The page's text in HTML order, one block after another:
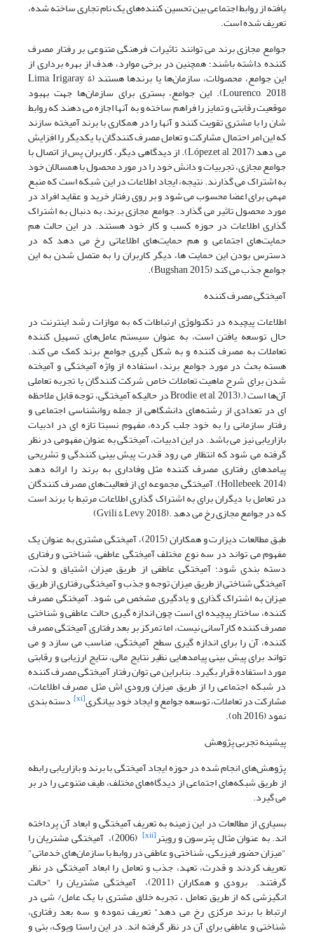
یافته از روابط اجتماعی بین تحسین کننده‌های یک نام تجاری ساخته شده،
تعریف شده است.
جوامع مجازی برند می توانند تاثیرات فرهنگی متنوعی بر رفتار مصرف
کننده داشته باشند؛ همچنین در برخی موارد، هدف از بهره برداری از
این جوامع، محصولات، سازمان‌ها یا برندها هستند (Lima, Irigaray &
Lourenco, 2018). این جوامع، بستری برای سازمان‌ها جهت بهبود
موقعیت رقابتی و تمایز را فراهم ساخته و به آنها اجازه می دهند که روابط
شان را با مشتری تقویت کنند و آنها را در همکاری با برند آمیخته سازند
که این امر احتمال مشارکت و تعامل مصرف کنندگان با یکدیگر را افزایش
می دهد (López,et al, 2017). از دیدگاهی دیگر، کاربران پس از اتصال با
جوامع مجازی، تجربیات و دانش خود را در مورد محصول با همسالان خود
به اشتراک می گذارند. نتیجه، ایجاد اطلاعات در این شبکه است که منبع
مهمی برای اعضا محسوب می شود و بر روی رفتار خرید و عقاید افراد در
مورد محصول تاثیر می گذارد. جوامع مجازی برند، به دنبال به اشتراک
گذاری اطلاعات در حوزه کسب و کار خود هستند. در این حالت هم
حمایت‌های اجتماعی و هم حمایت‌های اطلاعاتی رخ می دهد که در
دسترس بودن این حمایت ها، دیگر کاربران را به متصل شدن به این
جوامع جذب می کند (Bugshan, 2015).
آمیختگی مصرف کننده
اطلاعات پیچیده در تکنولوژی ارتباطات که به موازات رشد اینترنت در
حال توسعه یافتن است، به عنوان سیستم عامل‌های تسهیل کننده
تعاملات به مصرف کننده و به شکل گیری جوامع برند کمک می کند.
هسته بحث در مورد جوامع برند، استفاده از واژه آمیختگی و آمیخته
شدن برای شرح ماهیت تعاملات خاص شرکت کنندگان یا تجربه تعاملی
آن‌ها است (.(Brodie, et al, 2013 در حالیکه آمیختگی، توجه قابل ملاحظه
ای در تعدادی از رشته‌های دانشگاهی از جمله روانشناسی اجتماعی و
رفتار سازمانی را به خود جلب کرده، مفهوم نسبتا تازه ای در ادبیات
بازاریابی نیز می باشد. در این ادبیات، آمیختگی به عنوان مفهومی در نظر
گرفته می شود که انتظار می رود قدرت پیش بینی کنندگی و تشریحی
پیامد‌های رفتاری مصرف کننده مثل وفاداری به برند را ارائه دهد
(Hollebeek, 2014). آمیختگی مجموعه ای از فعالیت‌های مصرف کنندگان
در تعامل با دیگران برای به اشتراک گذاری اطلاعات مرتبط با برند است
که در جوامع مجازی رخ می دهد .(Gvili & Levy, 2018)
طبق مطالعات دیزارت و همکاران (2015)، آمیختگی مشتری به عنوان یک
مفهوم می تواند در سه نوع مختلف آمیختگی عاطفی، شناختی و رفتاری
دسته بندی شود؛ آمیختگی عاطفی از طریق میزان اشتیاق و لذت،
آمیختگی شناختی از طریق میزان توجه و جذب و آمیختگی رفتاری از طریق
میزان به اشتراک گذاری و یادگیری مشخص می شود. آمیختگی مصرف
کننده، ساختار پیچیده ای است چون اندازه گیری حالت عاطفی و شناختی
مصرف کننده کارآسانی نیست، اما تمرکز بر بعد رفتاری آمیختگی مصرف
کننده، آن را برای اندازه گیری سطح آمیختگی، مناسب می سازد و می
تواند برای پیش بینی پیامدهایی نظیر نتایج مالی، نتایج ارزیابی و رقابتی
مورد استفاده قرار بگیرد. بنابراین می توان رفتار آمیختگی مصرف کننده
در شبکه اجتماعی را از طریق میزان ورودی اش مثل مصرف اطلاعات،
مشارکت در تعاملات، توسعه جوامع و ایجاد خود بیانگری[xi] دسته بندی
نمود (oh, 2016).
پیشینه تجربی پژوهش
پژوهش‌های انجام شده در حوزه ایجاد آمیختگی با برند و بازاریابی رابطه
از طریق شبکه‌های اجتماعی از دیدگاه‌های مختلف، طیف متنوعی را در بر
می گیرد.
بسیاری از مطالعات در این زمینه به تعریف آمیختگی و ابعاد آن پرداخته
اند. به عنوان مثال پترسون و رویتر[xii] (2006)، آمیختگی مشتریان را
"میزان حضور فیزیکی، شناختی و عاطفی در روابط با سازمان‌های خدماتی"
تعریف کردند و قدرت، تعهد، جذب و تعامل را ابعاد آمیختگی در نظر
گرفتند. برودی و همکاران (2011)، آمیختگی مشتریان را "حالت
انگیزشی که از طریق تعامل ، تجربه خلاق مشتری با یک عامل/ شی در
ارتباط با برند مرکزی رخ می دهد" تعریف نموده و سه بعد رفتاری،
شناختی و عاطفی برای آن در نظر گرفته اند. در این راستا ویوک، بتی و